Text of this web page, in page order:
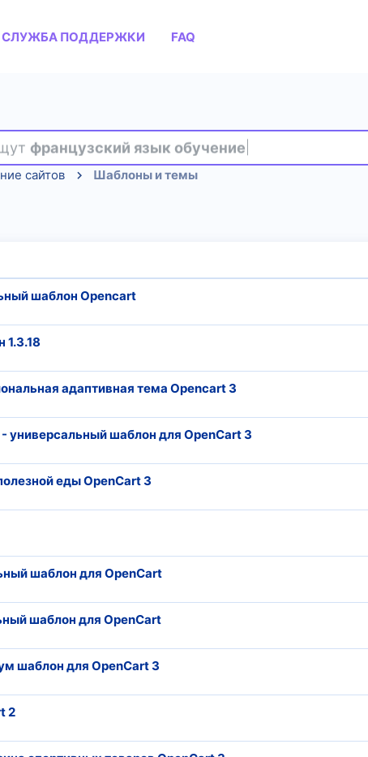
СЛУЖБА ПОДДЕРЖКИ FAQ
французский язык обучение
сайтов Шаблоны и темы
шаблон Opencart
1.3.18
адаптивная тема Opencart 3
универсальный шаблон для OpenCart 3
еды OpenCart 3
шаблон для OpenCart
шаблон для OpenCart
шаблон для OpenCart 3
2